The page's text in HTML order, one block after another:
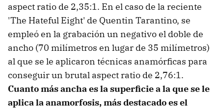
aspect ratio de 2,35:1. En el caso de la reciente
'The Hateful Eight' de Quentin Tarantino, se
empleó en la grabación un negativo el doble de
ancho (70 milímetros en lugar de 35 milímetros)
al que se le aplicaron técnicas anamórficas para
conseguir un brutal aspect ratio de 2,76:1.
Cuanto más ancha es la superficie a la que se le
aplica la anamorfosis, más destacado es el